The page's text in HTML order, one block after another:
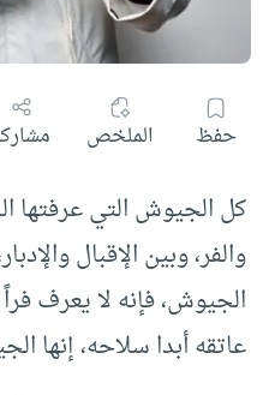
حفظ الملخص
كل الجيوش التي عرفتها
والفر، وبين الإقبال
الجيوش، فإنه لا يعرف فراً
عاتقه أبدا سلاحه، إنها